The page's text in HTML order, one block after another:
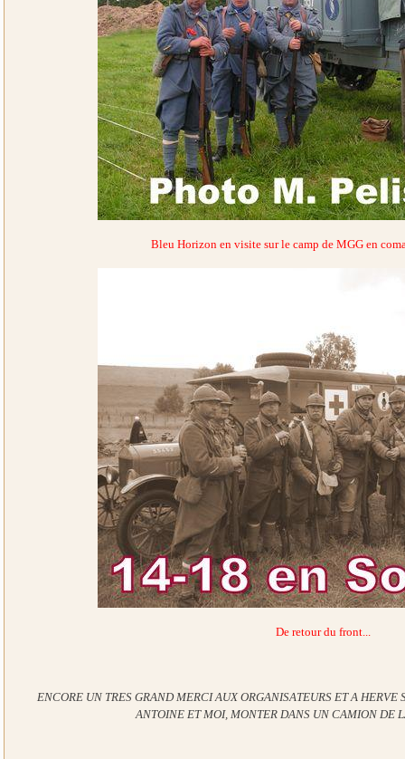
Bleu Horizon en visite sur le camp de MGG en
De retour du front...
ENCORE UN TRES GRAND MERCI AUX ORGANISATEURS ET A
ANTOINE ET MOI, MONTER DANS UN CAMION DE